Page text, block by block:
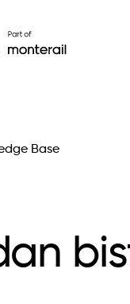
build,
build,
Base